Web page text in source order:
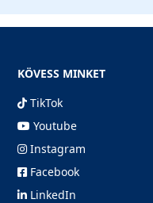
KÖVESS MINKET
TikTok
Youtube
Instagram
Facebook
LinkedIn